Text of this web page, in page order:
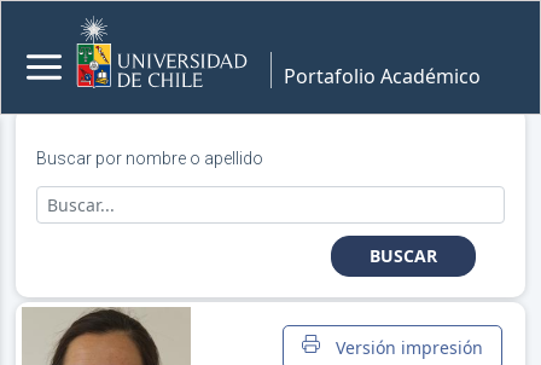
Portafolio Académico
Buscar por nombre o apellido
BUSCAR
Versión impresión